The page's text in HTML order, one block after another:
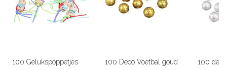
100 Gelukspoppetjes 100 Deco Voetbal goud 100